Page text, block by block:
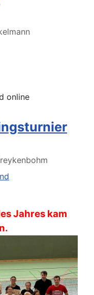
online
Jahres kam